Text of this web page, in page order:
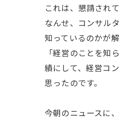
これは、懇請され
なんせ、コンサル
知っているのかが
「経営のことを
績にして、経営コ
思ったのです。
今朝のニュースに